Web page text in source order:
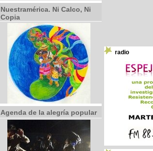
Nuestramérica. Ni Calco, Ni
Copia
Agenda de la alegría popular
radio